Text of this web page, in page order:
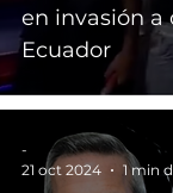
en invasión a
Ecuador
-
21 oct 2024
1 min